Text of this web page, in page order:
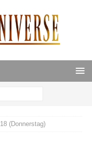
18 (Donnerstag)